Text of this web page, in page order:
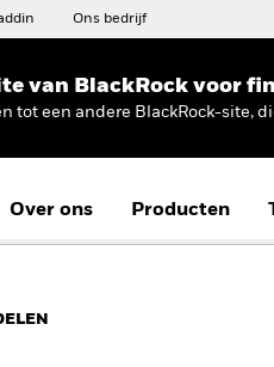
Ons bedrijf
van BlackRock voor
tot een andere BlackRock-site,
Over ons Producten